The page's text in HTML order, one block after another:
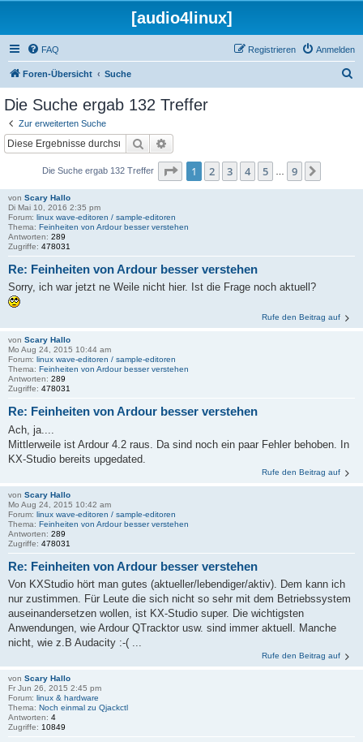
[audio4linux]
FAQ Anmelden
Registrieren
Foren-Übersicht Suche
Die Suche ergab 132 Treffer
Zur erweiterten Suche
Suche
Die Suche ergab 132 Treffer Seite 1von
1 2 3 4 5 9
von Scary Hallo
Di Mai 10, 2016 2:35 pm
Forum: linux wave-editoren / sample-editoren
Thema: Feinheiten von Ardour besser verstehen
Antworten: 289
Zugriffe: 478031
Re: Feinheiten von Ardour besser verstehen
Sorry, ich war jetzt ne Weile nicht hier. Ist die Frage noch aktuell?
Rufe den Beitrag auf
von Scary Hallo
Mo Aug 24, 2015 10:44 am
Forum: linux wave-editoren / sample-editoren
Thema: Feinheiten von Ardour besser verstehen
Antworten: 289
Zugriffe: 478031
Re: Feinheiten von Ardour besser verstehen
Ach, ja....
Mittlerweile ist Ardour 4.2 raus. Da sind noch ein paar Fehler behoben. In
KX-Studio bereits upgedated.
Rufe den Beitrag auf
von Scary Hallo
Mo Aug 24, 2015 10:42 am
Forum: linux wave-editoren / sample-editoren
Thema: Feinheiten von Ardour besser verstehen
Antworten: 289
Zugriffe: 478031
Re: Feinheiten von Ardour besser verstehen
Von KXStudio hört man gutes (aktueller/lebendiger/aktiv). Dem kann ich
nur zustimmen. Für Leute die sich nicht so sehr mit dem Betriebssystem
auseinandersetzen wollen, ist KX-Studio super. Die wichtigsten
Anwendungen, wie Ardour QTracktor usw. sind immer aktuell. Manche
nicht, wie z.B Audacity :-( ...
Rufe den Beitrag auf
von Scary Hallo
Fr Jun 26, 2015 2:45 pm
Forum: linux & hardware
Thema: Noch einmal zu Qjackctl
Antworten: 4
Zugriffe: 10849